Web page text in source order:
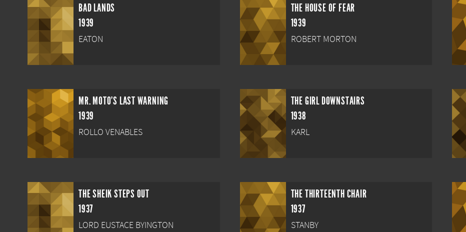
BAD LANDS
1939
EATON
THE HOUSE OF FEAR
1939
ROBERT MORTON
MR. MOTO'S LAST WARNING
1939
ROLLO VENABLES
THE GIRL DOWNSTAIRS
1938
KARL
THE SHEIK STEPS OUT
1937
LORD EUSTACE BYINGTON
THE THIRTEENTH CHAIR
1937
STANBY